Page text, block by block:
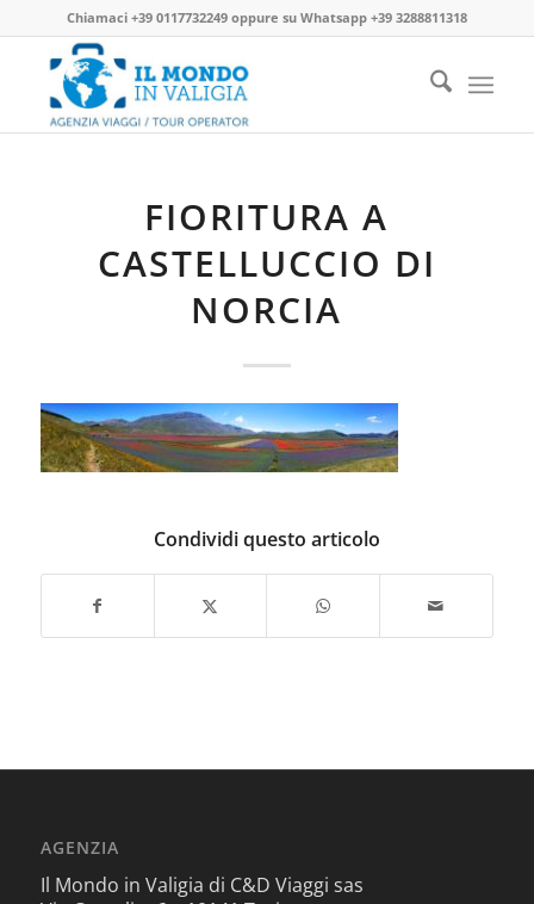
Chiamaci +39 0117732249oppure su Whatsapp +39 3288811318
FIORITURA A
CASTELLUCCIO DI
NORCIA
Condividi questo articolo
AGENZIA
Il Mondo in Valigia di C&D Viaggi sas